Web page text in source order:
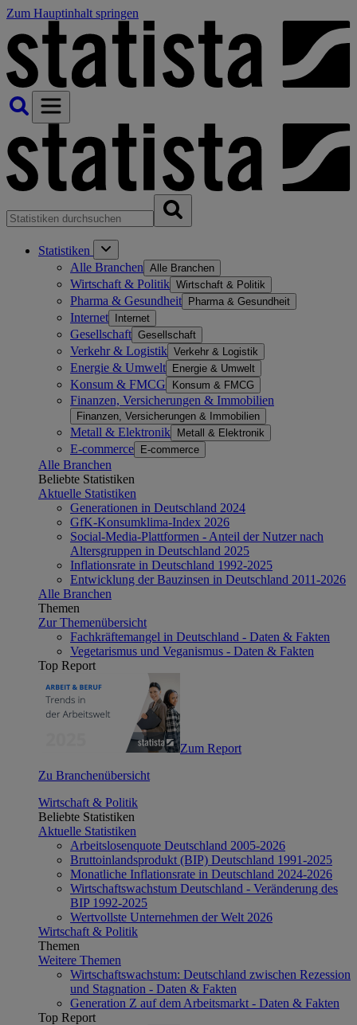
Zum Hauptinhalt springen
Statistiken
Alle Branchen Alle Branchen
Wirtschaft & Politik Wirtschaft & Politik
Pharma & Gesundheit Pharma & Gesundheit
Internet Internet
Gesellschaft Gesellschaft
Verkehr & Logistik Verkehr & Logistik
Energie & Umwelt Energie & Umwelt
Konsum & FMCG Konsum & FMCG
Finanzen, Versicherungen & Immobilien
Finanzen, Versicherungen & Immobilien
Metall & Elektronik Metall & Elektronik
E-commerce E-commerce
Alle Branchen
Beliebte Statistiken
Aktuelle Statistiken
Generationen in Deutschland 2024
GfK-Konsumklima-Index 2026
Social-Media-Plattformen - Anteil der Nutzer nach
Altersgruppen in Deutschland 2025
Inflationsrate in Deutschland 1992-2025
Entwicklung der Bauzinsen in Deutschland 2011-2026
Alle Branchen
Themen
Zur Themenübersicht
Fachkräftemangel in Deutschland - Daten & Fakten
Vegetarismus und Veganismus - Daten & Fakten
Top Report
Zum Report
Zu Branchenübersicht
Wirtschaft & Politik
Beliebte Statistiken
Aktuelle Statistiken
Arbeitslosenquote Deutschland 2005-2026
Bruttoinlandsprodukt (BIP) Deutschland 1991-2025
Monatliche Inflationsrate in Deutschland 2024-2026
Wirtschaftswachstum Deutschland - Veränderung des
BIP 1992-2025
Wertvollste Unternehmen der Welt 2026
Wirtschaft & Politik
Themen
Weitere Themen
Wirtschaftswachstum: Deutschland zwischen Rezession
und Stagnation - Daten & Fakten
Generation Z auf dem Arbeitsmarkt - Daten & Fakten
Top Report